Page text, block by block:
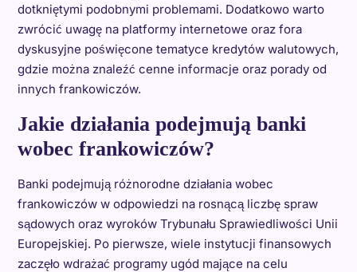
dotkniętymi podobnymi problemami. Dodatkowo warto
zwrócić uwagę na platformy internetowe oraz fora
dyskusyjne poświęcone tematyce kredytów walutowych,
gdzie można znaleźć cenne informacje oraz porady od
innych frankowiczów.
Jakie działania podejmują banki
wobec frankowiczów?
Banki podejmują różnorodne działania wobec
frankowiczów w odpowiedzi na rosnącą liczbę spraw
sądowych oraz wyroków Trybunału Sprawiedliwości Unii
Europejskiej. Po pierwsze, wiele instytucji finansowych
zaczęło wdrażać programy ugód mające na celu